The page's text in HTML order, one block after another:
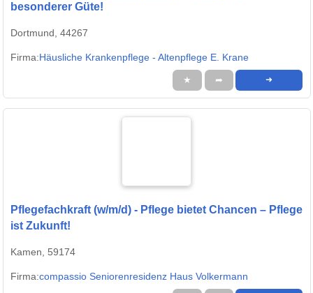
besonderer Güte!
Dortmund, 44267
Firma:Häusliche Krankenpflege - Altenpflege E. Krane
★ ➦ ➜
Pflegefachkraft (w/m/d) - Pflege bietet Chancen – Pflege
ist Zukunft!
Kamen, 59174
Firma:compassio Seniorenresidenz Haus Volkermann